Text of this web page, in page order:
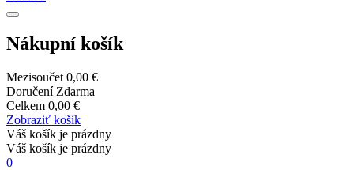
Nákupní košík
Mezisoučet 0,00 €
Doručení Zdarma
Celkem 0,00 €
Zobraziť košík
Váš košík je prázdny
Váš košík je prázdny
0